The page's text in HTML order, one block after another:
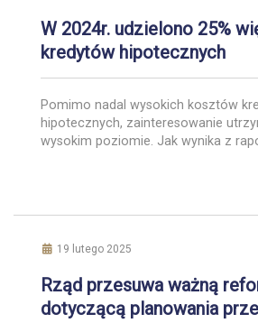
W 2024r. udzielono 25%
kredytów hipotecznych
Pomimo nadal wysokich kosztów
hipotecznych, zainteresowanie
wysokim poziomie. Jak wynika z
udzieliły kredytów o łącznej
udzielonych kredytów […]
19 lutego 2025
Rząd przesuwa ważną
dotyczącą planowania